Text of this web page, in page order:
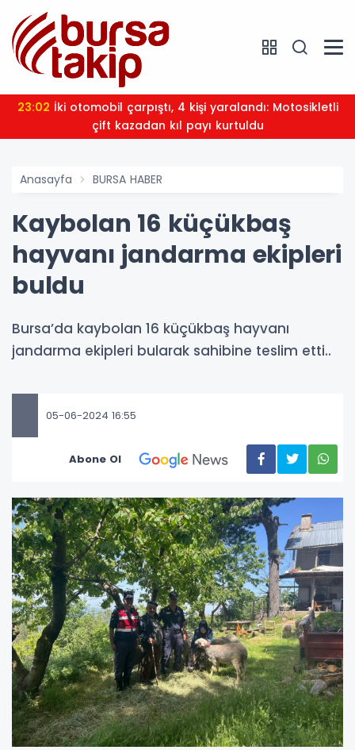
23:02
çift kazadan kıl payı kurtuldu
Anasayfa BURSA HABER
Kaybolan 16 küçükbaş
hayvanı jandarma ekipleri
buldu
Bursa’da kaybolan 16 küçükbaş hayvanı
jandarma ekipleri bularak sahibine teslim etti..
05-06-2024 16:55
Abone Ol